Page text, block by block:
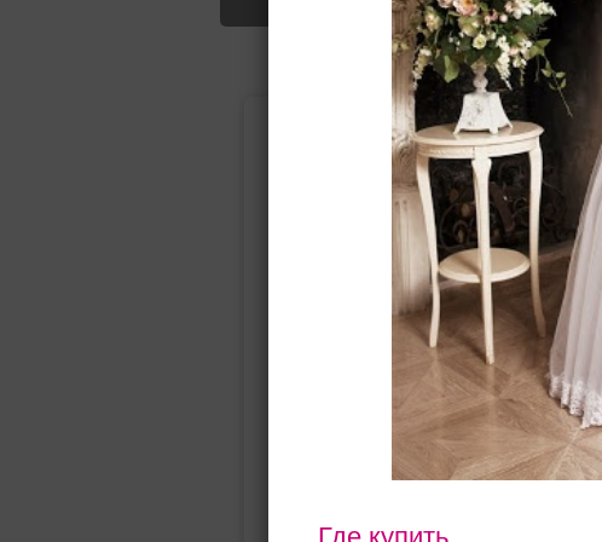
Подбор
Прямое